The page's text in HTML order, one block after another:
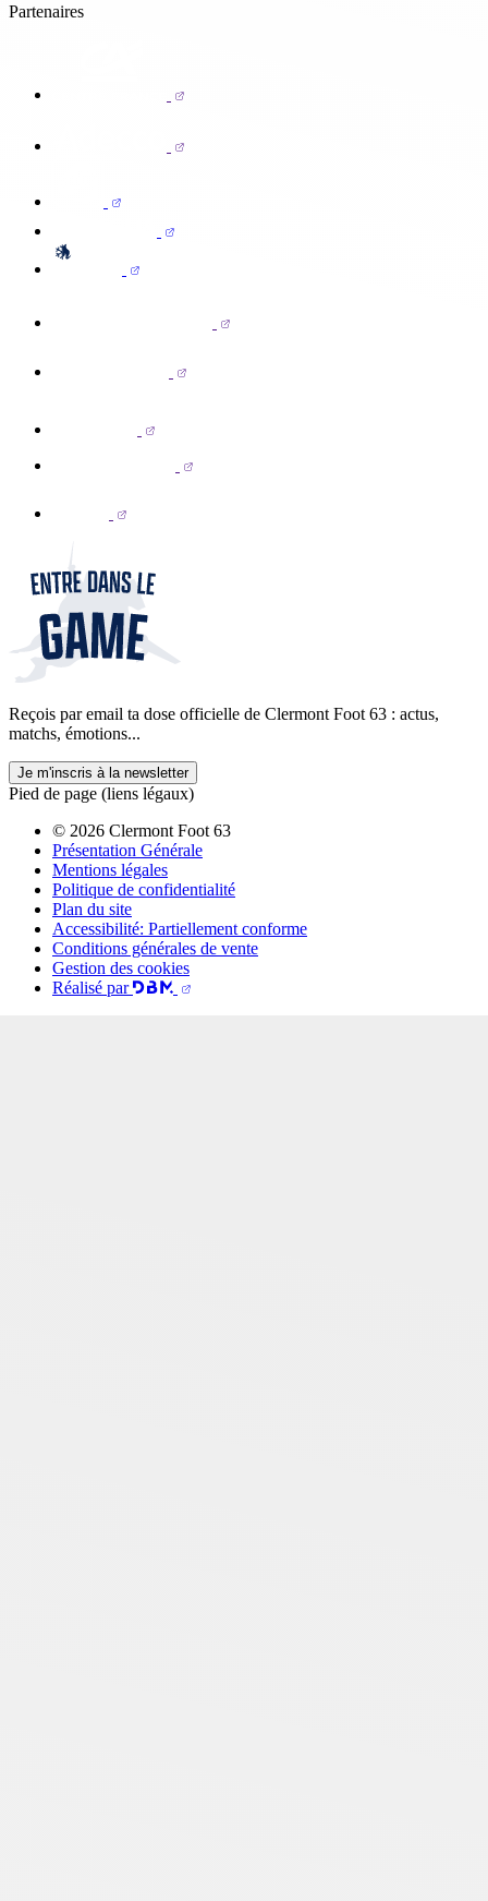
Partenaires
Reçois par email ta dose officielle de Clermont Foot 63 : actus,
matchs, émotions...
Je m'inscris à la newsletter
Pied de page (liens légaux)
© 2026 Clermont Foot 63
Présentation Générale
Mentions légales
Politique de confidentialité
Plan du site
Accessibilité: Partiellement conforme
Conditions générales de vente
Gestion des cookies
Réalisé par